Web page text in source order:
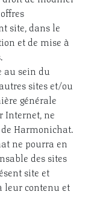
site, dans le
et de mise à
au sein du
sites et/ou
générale
Internet, ne
Harmonichat.
ne pourra en
des sites
site et
leur contenu et